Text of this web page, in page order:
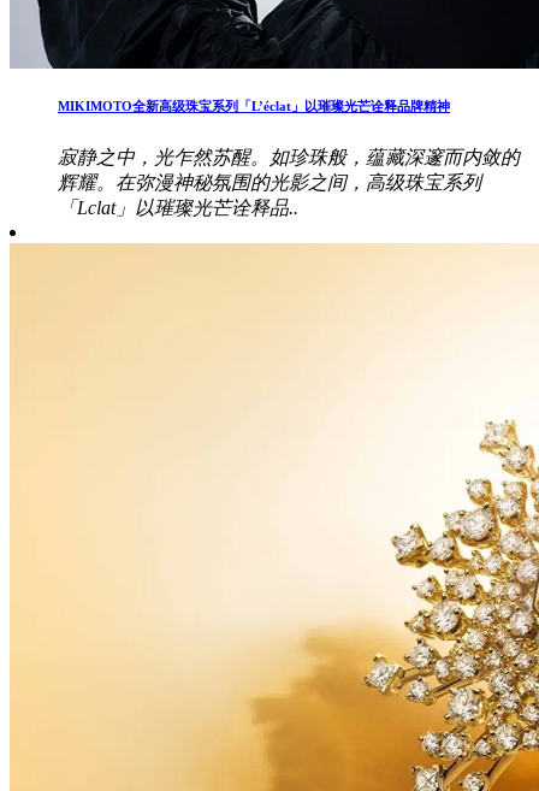
MIKIMOTO全新高级珠宝系列「L’éclat」以璀璨光芒诠释品牌精神
寂静之中，光乍然苏醒。如珍珠般，蕴藏深邃而内敛的
辉耀。在弥漫神秘氛围的光影之间，高级珠宝系列
「Lclat」以璀璨光芒诠释品..